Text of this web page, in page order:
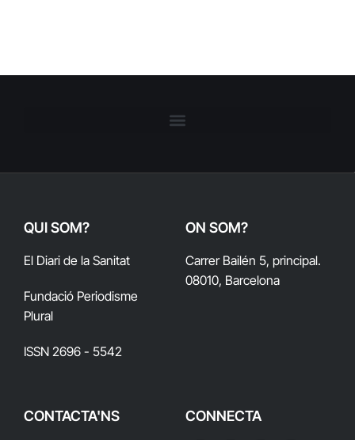
QUI SOM?
El Diari de la Sanitat
Fundació Periodisme
Plural
ISSN 2696 - 5542
ON SOM?
Carrer Bailén 5, principal.
08010, Barcelona
CONTACTA'NS CONNECTA